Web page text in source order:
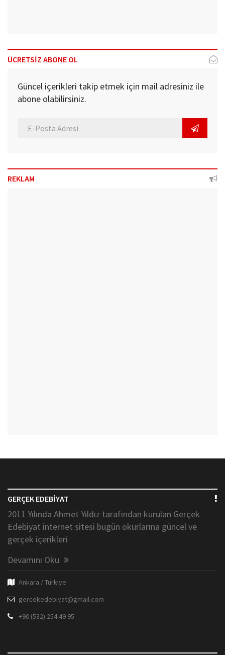
ÜCRETSİZ ABONE OL
Güncel içerikleri takip etmek için mail adresiniz ile
abone olabilirsiniz.
REKLAM
GERÇEK EDEBİYAT
2011 Yılında Ahmet Yıldız tarafından kurulan Gerçek
Edebiyat internet sitesi bugün okurlarına güncel ve
gerçek içerikleri
Devamını Oku
Ankara / Türkiye
gercekedebiyat@gmail.com
+90 (532) 254 49 95